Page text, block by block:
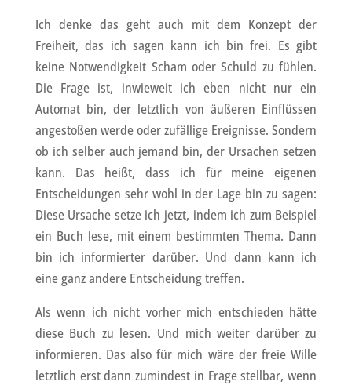
Ich denke das geht auch mit dem Konzept der
Freiheit, das ich sagen kann ich bin frei. Es gibt
keine Notwendigkeit Scham oder Schuld zu fühlen.
Die Frage ist, inwieweit ich eben nicht nur ein
Automat bin, der letztlich von äußeren Einflüssen
angestoßen werde oder zufällige Ereignisse. Sondern
ob ich selber auch jemand bin, der Ursachen setzen
kann. Das heißt, dass ich für meine eigenen
Entscheidungen sehr wohl in der Lage bin zu sagen:
Diese Ursache setze ich jetzt, indem ich zum Beispiel
ein Buch lese, mit einem bestimmten Thema. Dann
bin ich informierter darüber. Und dann kann ich
eine ganz andere Entscheidung treffen.
Als wenn ich nicht vorher mich entschieden hätte
diese Buch zu lesen. Und mich weiter darüber zu
informieren. Das also für mich wäre der freie Wille
letztlich erst dann zumindest in Frage stellbar, wenn